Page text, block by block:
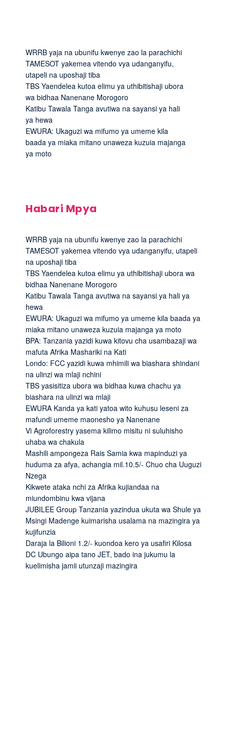
WRRB yaja na ubunifu kwenye zao la parachichi
TAMESOT yakemea vitendo vya udanganyifu,
utapeli na uposhaji tiba
TBS Yaendelea kutoa elimu ya uthibitishaji ubora
wa bidhaa Nanenane Morogoro
Katibu Tawala Tanga avutiwa na sayansi ya hali
ya hewa
EWURA: Ukaguzi wa mifumo ya umeme kila
baada ya miaka mitano unaweza kuzuia majanga
ya moto
Habari Mpya
WRRB yaja na ubunifu kwenye zao la parachichi
TAMESOT yakemea vitendo vya udanganyifu, utapeli
na uposhaji tiba
TBS Yaendelea kutoa elimu ya uthibitishaji ubora wa
bidhaa Nanenane Morogoro
Katibu Tawala Tanga avutiwa na sayansi ya hali ya
hewa
EWURA: Ukaguzi wa mifumo ya umeme kila baada ya
miaka mitano unaweza kuzuia majanga ya moto
BPA: Tanzania yazidi kuwa kitovu cha usambazaji wa
mafuta Afrika Mashariki na Kati
Londo: FCC yazidi kuwa mhimili wa biashara shindani
na ulinzi wa mlaji nchini
TBS yasisitiza ubora wa bidhaa kuwa chachu ya
biashara na ulinzi wa mlaji
EWURA Kanda ya kati yatoa wito kuhusu leseni za
mafundi umeme maonesho ya Nanenane
Vi Agroforestry yasema kilimo misitu ni suluhisho
uhaba wa chakula
Mashili ampongeza Rais Samia kwa mapinduzi ya
huduma za afya, achangia mil.10.5/- Chuo cha Uuguzi
Nzega
Kikwete ataka nchi za Afrika kujiandaa na
miundombinu kwa vijana
JUBILEE Group Tanzania yazindua ukuta wa Shule ya
Msingi Madenge kuimarisha usalama na mazingira ya
kujifunzia
Daraja la Bilioni 1.2/- kuondoa kero ya usafiri Kilosa
DC Ubungo aipa tano JET, bado ina jukumu la
kuelimisha jamii utunzaji mazingira